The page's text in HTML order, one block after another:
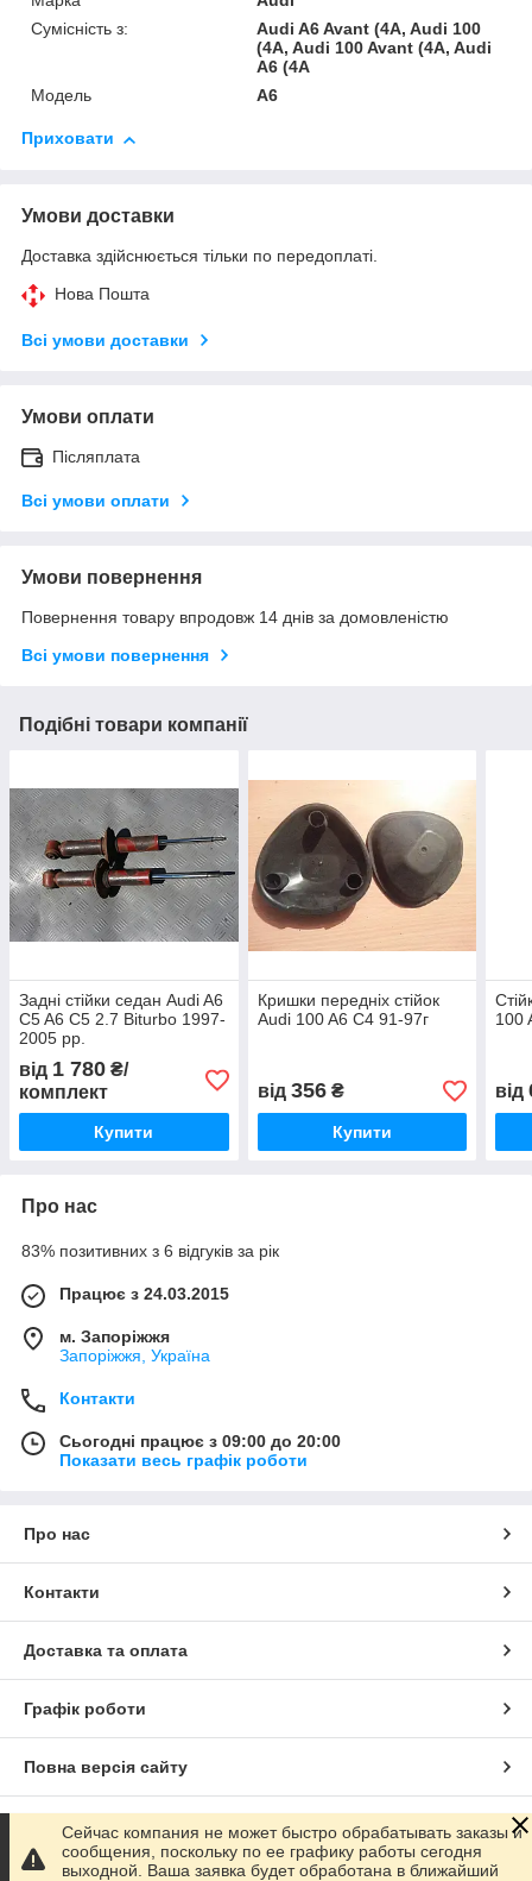
Сумісність з:
Audi A6 Avant (4A, Audi 100
(4A, Audi 100 Avant (4A, Audi
A6 (4A
Модель
A6
Приховати
Умови доставки
Доставка здійснюється тільки по передоплаті.
Нова Пошта
Всі умови доставки
Умови оплати
Післяплата
Всі умови оплати
Умови повернення
Повернення товару впродовж 14 днів за домовленістю
Всі умови повернення
Подібні товари компанії
Задні стійки седан Audi A6
C5 A6 C5 2.7 Biturbo 1997-
2005 рр.
від 1 780 ₴/
комплект
Купити
Кришки передніх стійок
Audi 100 A6 C4 91-97г
від 356₴
Купити
100
від
Про нас
83% позитивних з 6 відгуків за рік
Працює з 24.03.2015
м. Запоріжжя
Запоріжжя, Україна
Контакти
Сьогодні працює з 09:00 до 20:00
Показати весь графік роботи
Про нас
Контакти
Доставка та оплата
Графік роботи
Повна версія сайту
Сайт створено на маркетплейсі Prom.ua
Сейчас компания не может быстро обрабатывать заказы и
сообщения, поскольку по ее графику работы сегодня
выходной. Ваша заявка будет обработана в ближайший